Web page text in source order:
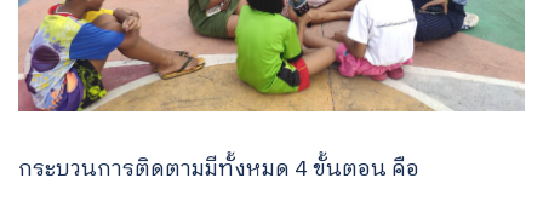
กระบวนการติดตามมีทั้งหมด 4 ขั้นตอน คือ